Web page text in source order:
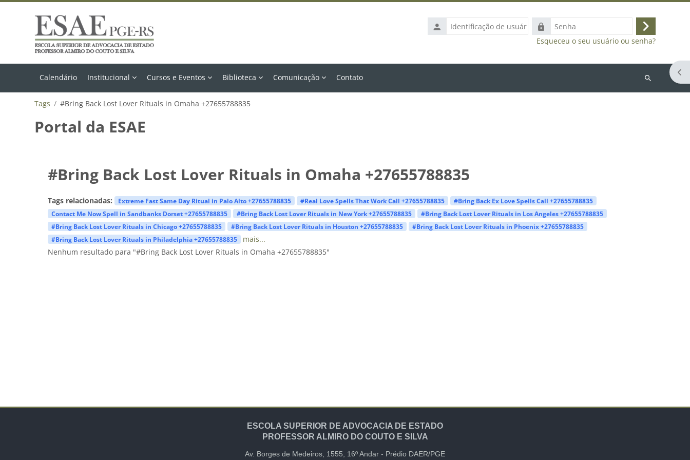
Identificação
de
Senha
Acessar
Esqueceu o seu usuário ou senha?
Calendário Institucional Cursos e Eventos Biblioteca Comunicação Contato
Buscar
Tags #Bring Back Lost Lover Rituals in Omaha +27655788835
Portal da ESAE
#Bring Back Lost Lover Rituals in Omaha +27655788835
Tags relacionadas: Extreme Fast Same Day Ritual in Palo Alto +27655788835 #Real Love Spells That Work Call +27655788835
#Bring Back Ex Love Spells Call +27655788835
Contact Me Now Spell in Sandbanks Dorset +27655788835
#Bring Back Lost Lover Rituals in New York +27655788835
#Bring Back Lost Lover Rituals in Los Angeles +27655788835
#Bring Back Lost Lover Rituals in Chicago +27655788835
#Bring Back Lost Lover Rituals in Houston +27655788835
#Bring Back Lost Lover Rituals in Phoenix +27655788835
#Bring Back Lost Lover Rituals in Philadelphia +27655788835
mais...
Nenhum resultado para "#Bring Back Lost Lover Rituals in Omaha +27655788835"
ESCOLA SUPERIOR DE ADVOCACIA DE ESTADO
PROFESSOR ALMIRO DO COUTO E SILVA
Av. Borges de Medeiros, 1555, 16º Andar - Prédio DAER/PGE